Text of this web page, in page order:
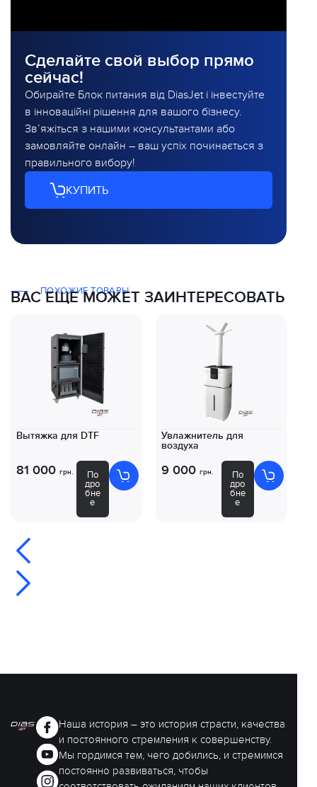
Сделайте свой выбор прямо
сейчас!
Обирайте Блок питания від DiasJet і інвестуйте
в інноваційні рішення для вашого бізнесу.
Зв’яжіться з нашими консультантами або
замовляйте онлайн – ваш успіх починається з
правильного вибору!
КУПИТЬ
ПОХОЖИЕ ТОВАРЫ
ВАС ЕЩЕ МОЖЕТ ЗАИНТЕРЕСОВАТЬ
Вытяжка для DTF
81 000 грн.
По
дро
бне
е
Увлажнитель для
воздуха
9 000 грн.
По
дро
бне
е
Наша история – это история страсти, качества
и постоянного стремления к совершенству.
Мы гордимся тем, чего добились, и стремимся
постоянно развиваться, чтобы